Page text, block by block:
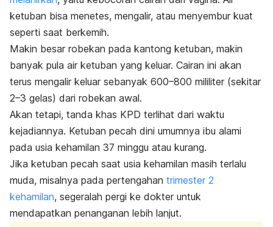
ketuban bisa menetes, mengalir, atau menyembur kuat
seperti saat berkemih.
Makin besar robekan pada kantong ketuban, makin
banyak pula air ketuban yang keluar. Cairan ini akan
terus mengalir keluar sebanyak 600–800 mililiter (sekitar
2–3 gelas) dari robekan awal.
Akan tetapi, tanda khas KPD terlihat dari waktu
kejadiannya. Ketuban pecah dini umumnya ibu alami
pada usia kehamilan 37 minggu atau kurang.
Jika ketuban pecah saat usia kehamilan masih terlalu
muda, misalnya pada pertengahan trimester 2
kehamilan, segeralah pergi ke dokter untuk
mendapatkan penanganan lebih lanjut.